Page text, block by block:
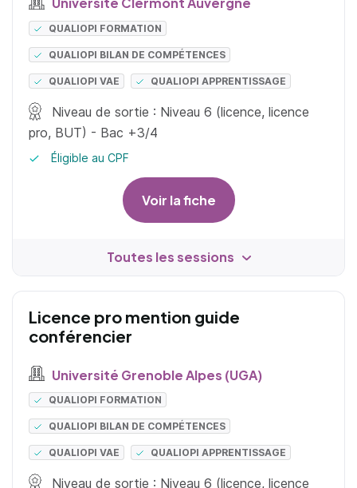
QUALIOPI FORMATION
QUALIOPI BILAN DE COMPÉTENCES
QUALIOPI VAE QUALIOPI APPRENTISSAGE
Niveau de sortie : Niveau 6 (licence, licence
pro, BUT) - Bac +3/4
Éligible au CPF
Voir la fiche
Toutes les sessions
Licence pro mention guide
conférencier
Université Grenoble Alpes (UGA)
QUALIOPI FORMATION
QUALIOPI BILAN DE COMPÉTENCES
QUALIOPI VAE QUALIOPI APPRENTISSAGE
Niveau de sortie : Niveau 6 (licence, licence